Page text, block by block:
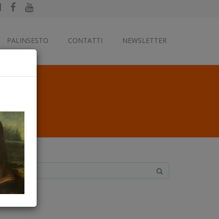
PALINSESTO CONTATTI NEWSLETTER